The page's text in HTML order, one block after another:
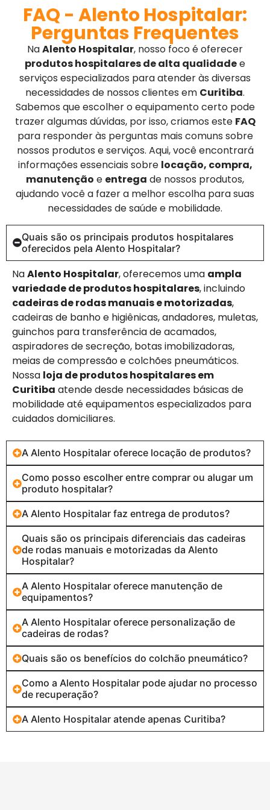
FAQ - Alento Hospitalar:
Perguntas Frequentes
NaAlento Hospitalar, nosso foco é oferecer
produtos hospitalares de alta qualidadee
serviços especializados para atender às diversas
necessidades de nossos clientes em Curitiba.
Sabemos que escolher o equipamento certo pode
trazer algumas dúvidas, por isso, criamos este FAQ
para responder às perguntas mais comuns sobre
nossos produtos e serviços. Aqui, você encontrará
informações essenciais sobre locação, compra,
manutenção e entrega de nossos produtos,
ajudando você a fazer a melhor escolha para suas
necessidades de saúde e mobilidade.
Quais são os principais produtos hospitalares
oferecidos pela Alento Hospitalar?
NaAlento Hospitalar, oferecemos uma ampla
variedade de produtos hospitalares, incluindo
cadeiras de rodas manuais e motorizadas,
cadeiras de banho e higiênicas, andadores, muletas,
guinchos para transferência de acamados,
aspiradores de secreção, botas imobilizadoras,
meias de compressão e colchões pneumáticos.
Nossa loja de produtos hospitalares em
Curitiba atende desde necessidades básicas de
mobilidade até equipamentos especializados para
cuidados domiciliares.
A Alento Hospitalar oferece locação de produtos?
Como posso escolher entre comprar ou alugar um
produto hospitalar?
A Alento Hospitalar faz entrega de produtos?
Quais são os principais diferenciais das cadeiras
de rodas manuais e motorizadas da Alento
Hospitalar?
A Alento Hospitalar oferece manutenção de
equipamentos?
A Alento Hospitalar oferece personalização de
cadeiras de rodas?
Quais são os benefícios do colchão pneumático?
Como a Alento Hospitalar pode ajudar no processo
de recuperação?
A Alento Hospitalar atende apenas Curitiba?